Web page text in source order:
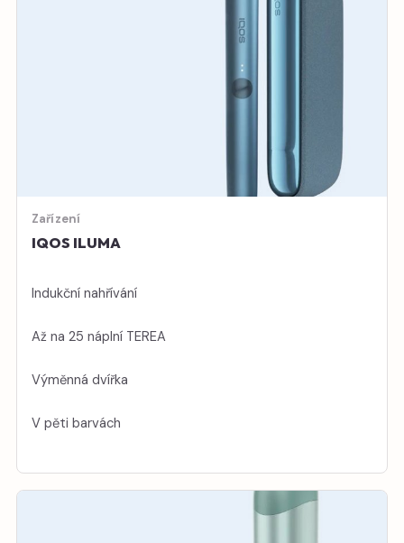
Zařízení
IQOS ILUMA
Indukční nahřívání
Až na 25 náplní TEREA
Výměnná dvířka
V pěti barvách